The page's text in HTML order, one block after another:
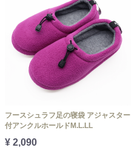
フースシュラフ足の寝袋 アジャスター
付アンクルホールドM.L.LL
¥ 2,090